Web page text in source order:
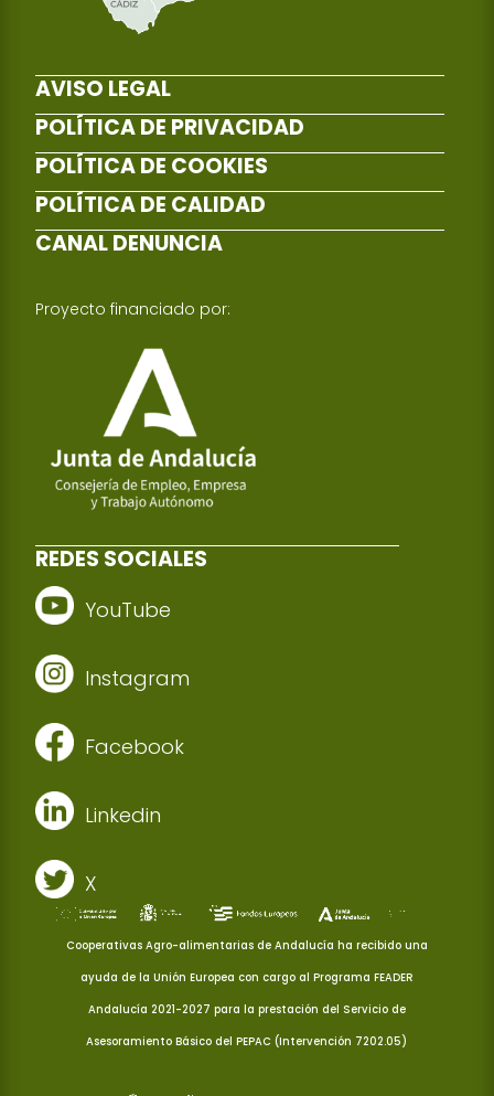
AVISO LEGAL
POLÍTICA DE PRIVACIDAD
POLÍTICA DE COOKIES
POLÍTICA DE CALIDAD
CANAL DENUNCIA
Proyecto financiado por:
REDES SOCIALES
YouTube
Instagram
Facebook
Linkedin
X
Cooperativas Agro-alimentarias de Andalucía ha recibido una
ayuda de la Unión Europea con cargo al Programa FEADER
Andalucía 2021-2027 para la prestación del Servicio de
Asesoramiento Básico del PEPAC (Intervención 7202.05)